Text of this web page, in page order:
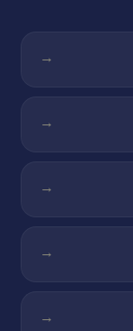
→
→
→
→
→